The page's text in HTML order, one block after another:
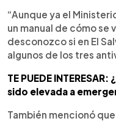
“Aunque ya el
un manual de cómo se
desconozco si en El
algunos de los tres
TE PUEDE
sido elevada a
También mencionó